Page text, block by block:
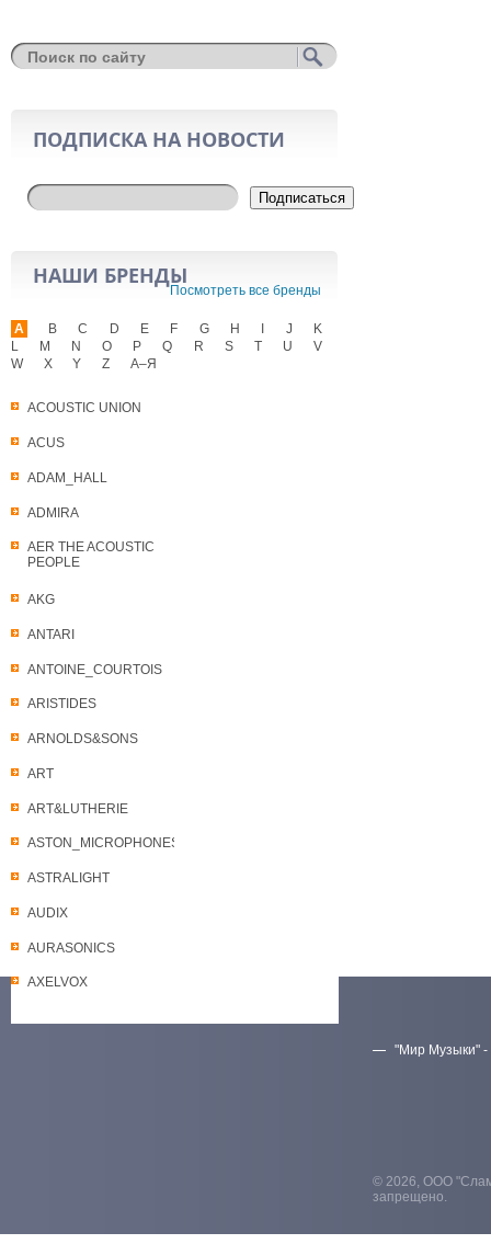
ПОДПИСКА НА НОВОСТИ
Подписаться
НАШИ БРЕНДЫ
Посмотреть все бренды
A
ACOUSTIC UNION
ACUS
ADAM_HALL
ADMIRA
AER THE ACOUSTIC
PEOPLE
AKG
ANTARI
ANTOINE_COURTOIS
ARISTIDES
ARNOLDS&SONS
ART
ART&LUTHERIE
ASTON_MICROPHONES
ASTRALIGHT
AUDIX
AURASONICS
AXELVOX
B C D E F G H J
K
L
M N O P Q R S T U
V
W
X Y Z А–Я
"Мир Музыки" -
© 2026, ООО
запрещено.